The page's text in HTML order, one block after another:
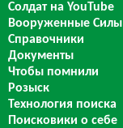
Солдат на YouTube
Вооруженные Силы
Справочники
Документы
Чтобы помнили
Розыск
Технология поиска
Поисковики о себе